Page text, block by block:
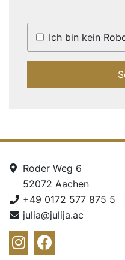
Ich bin kein
Roder Weg 6
52072 Aachen
+49 0172 577 875 5
julia@julija.ac